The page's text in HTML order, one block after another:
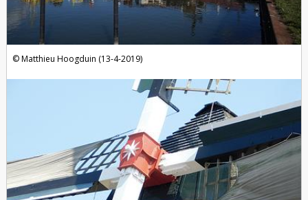
Matthieu Hoogduin (13-4-2019)